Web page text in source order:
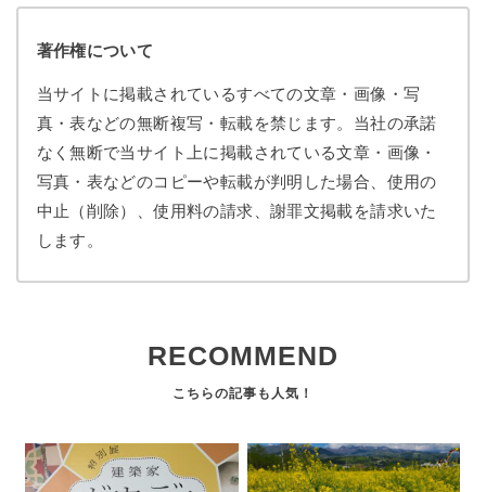
著作権について
当サイトに掲載されているすべての文章・画像・写
真・表などの無断複写・転載を禁じます。当社の承諾
なく無断で当サイト上に掲載されている文章・画像・
写真・表などのコピーや転載が判明した場合、使用の
中止（削除）、使用料の請求、謝罪文掲載を請求いた
します。
RECOMMEND